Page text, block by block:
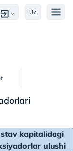
UZ
kapitalidagi
ulushi